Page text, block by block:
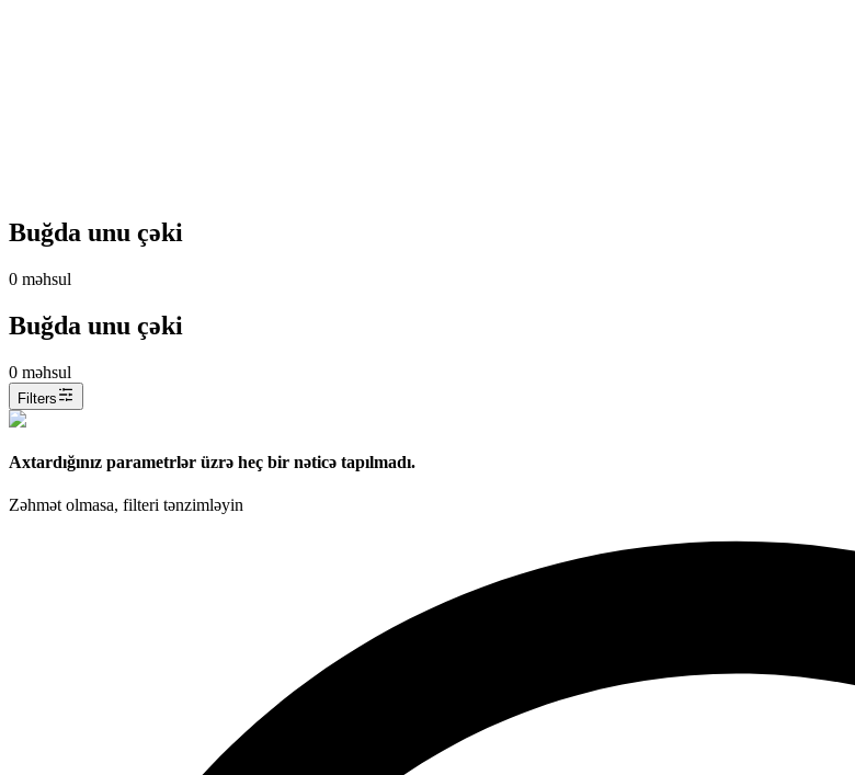
Buğda unu çəki
0 məhsul
Buğda unu çəki
0 məhsul
Filters
Axtardığınız parametrlər üzrə heç bir nəticə tapılmadı.
Zəhmət olmasa, filteri tənzimləyin